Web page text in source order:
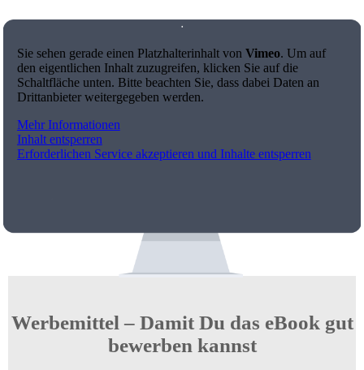
Sie sehen gerade einen Platzhalterinhalt von Vimeo. Um auf
den eigentlichen Inhalt zuzugreifen, klicken Sie auf die
Schaltfläche unten. Bitte beachten Sie, dass dabei Daten an
Drittanbieter weitergegeben werden.
Mehr Informationen
Inhalt entsperren
Erforderlichen Service akzeptieren und Inhalte entsperren
Werbemittel – Damit Du das eBook gut
bewerben kannst